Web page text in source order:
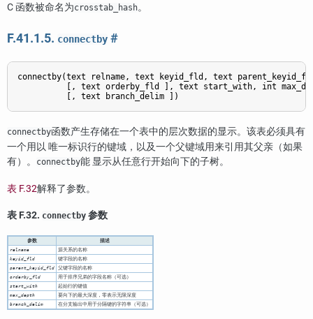
C 函数被命名为crosstab_hash。
F.41.1.5. connectby #
connectby(text relname, text keyid_fld, text
[, text orderby_fld ], text start_with, int
connectby函数产生存储在一个表中的层次数据的显示。该表必须具有
一个用以 唯一标识行的键域，以及一个父键域用来引用其父亲（如果
有）。
connectby能 显示从任意行开始向下的子树。
表 F.32解释了参数。
表 F.32. connectby 参数
参数 描述
relname 源关系的名称
keyid_fld 键字段的名称
parent_keyid_fld 父键字段的名称
orderby_fld 用于排序兄弟的字段名称（可选）
start_with 起始行的键值
max_depth 要向下的最大深度，零表示无限深度
branch_delim 在分支输出中用于分隔键的字符串（可选）